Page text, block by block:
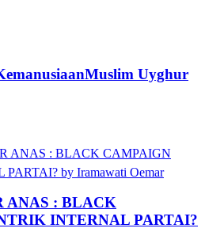
Uyghur
ANAS : BLACK
INTERNAL PARTAI?